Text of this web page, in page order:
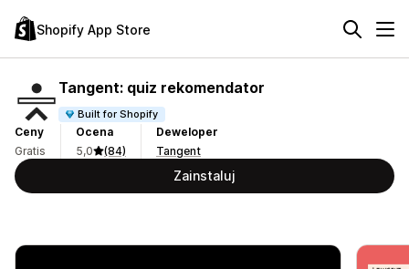
Shopify App Store
Tangent: quiz rekomendator
Built for Shopify
Ceny
Gratis
Ocena
5,0
(84)
Deweloper
Tangent
Zainstaluj